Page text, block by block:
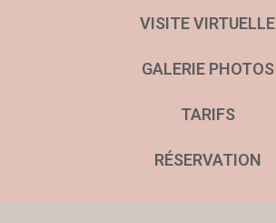
VISITE VIRTUELLE
GALERIE PHOTOS
TARIFS
RÉSERVATION